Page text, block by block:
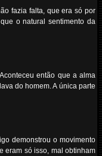
fazia falta, que era só por
o natural sentimento da
então que a alma
do homem. A única parte
demonstrou o movimento
eram só isso, mal obtinham